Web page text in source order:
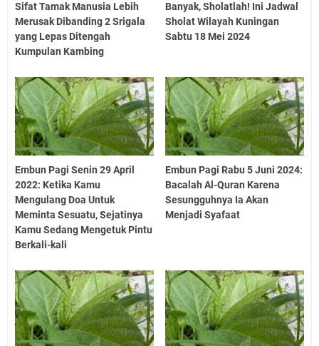
Sifat Tamak Manusia Lebih
Merusak Dibanding 2 Srigala
yang Lepas Ditengah
Kumpulan Kambing
Banyak, Sholatlah! Ini Jadwal
Sholat Wilayah Kuningan
Sabtu 18 Mei 2024
Embun Pagi Senin 29 April
2022: Ketika Kamu
Mengulang Doa Untuk
Meminta Sesuatu, Sejatinya
Kamu Sedang Mengetuk Pintu
Berkali-kali
Embun Pagi Rabu 5 Juni 2024:
Bacalah Al-Quran Karena
Sesungguhnya Ia Akan
Menjadi Syafaat